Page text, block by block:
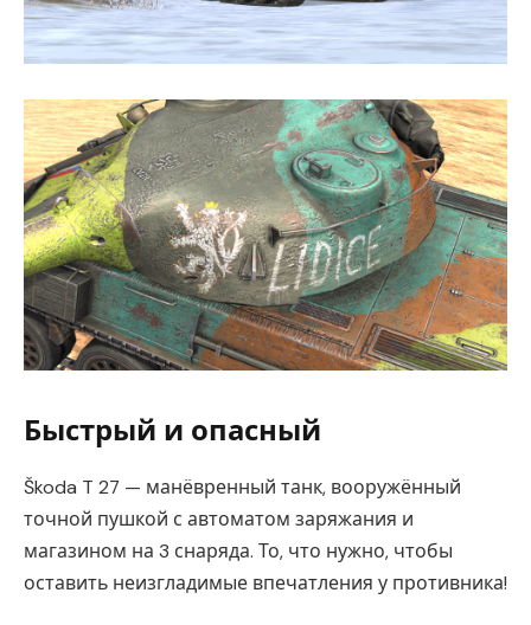
Быстрый и опасный
Škoda T 27 — манёвренный танк, вооружённый
точной пушкой с автоматом заряжания и
магазином на 3 снаряда. То, что нужно, чтобы
оставить неизгладимые впечатления у противника!